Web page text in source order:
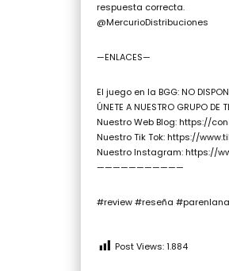
respuesta correcta.
@MercurioDistribuciones
—ENLACES—
El juego en la BGG: NO
ÚNETE A NUESTRO GRUPO
Nuestro Web Blog: https://
Nuestro Tik Tok: https://
Nuestro Instagram: https://
———————————
#review #reseña
Post Views:1.884